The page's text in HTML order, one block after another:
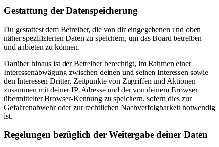
Gestattung der Datenspeicherung
Du gestattest dem Betreiber, die von dir eingegebenen und oben
näher spezifizierten Daten zu speichern, um das Board betreiben
und anbieten zu können.
Darüber hinaus ist der Betreiber berechtigt, im Rahmen einer
Interessenabwägung zwischen deinen und seinen Interessen sowie
den Interessen Dritter, Zeitpunkte von Zugriffen und Aktionen
zusammen mit deiner IP-Adresse und der von deinem Browser
übermittelter Browser-Kennung zu speichern, sofern dies zur
Gefahrenabwehr oder zur rechtlichen Nachverfolgbarkeit notwendig
ist.
Regelungen bezüglich der Weitergabe deiner Daten